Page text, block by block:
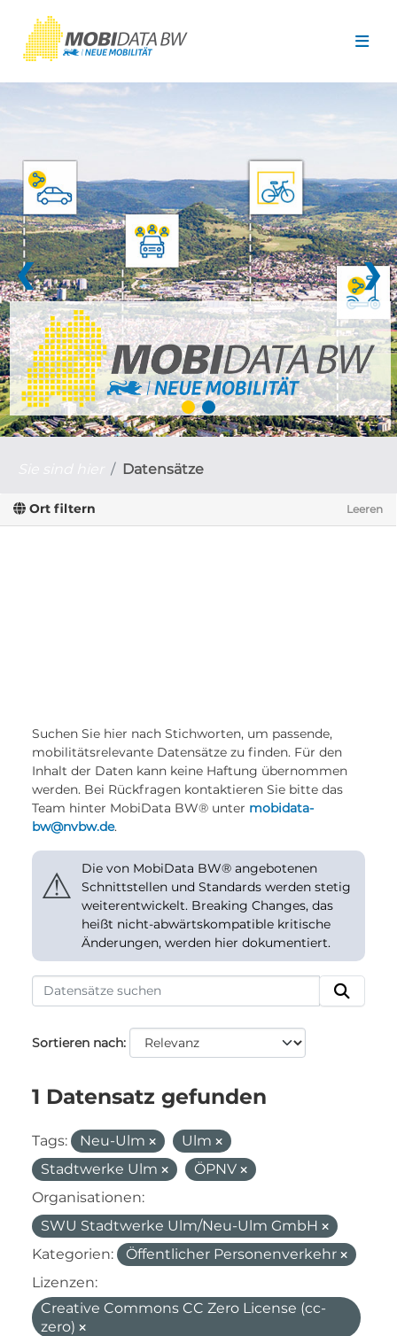
❮ ❯
Datensätze
Ort filtern Leeren
Suchen Sie hier nach Stichworten, um passende,
mobilitätsrelevante Datensätze zu finden. Für den
Inhalt der Daten kann keine Haftung übernommen
werden. Bei Rückfragen kontaktieren Sie bitte das
Team hinter MobiData BW® unter mobidata-
bw@nvbw.de.
⚠
Die von MobiData BW® angebotenen
Schnittstellen und Standards werden stetig
weiterentwickelt. Breaking Changes, das
heißt nicht-abwärtskompatible kritische
Änderungen, werden hier dokumentiert.
Sortieren nach
1 Datensatz gefunden
Tags: Neu-Ulm
Ulm
Stadtwerke Ulm
ÖPNV
Organisationen:
SWU Stadtwerke Ulm/Neu-Ulm GmbH
Kategorien:
Öffentlicher Personenverkehr
Lizenzen:
Creative Commons CC Zero License (cc-
zero)